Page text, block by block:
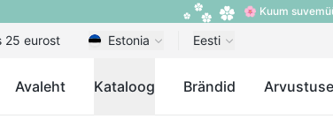
🌸 Kuum
25 eurost Estonia Eesti
Avaleht Kataloog Brändid